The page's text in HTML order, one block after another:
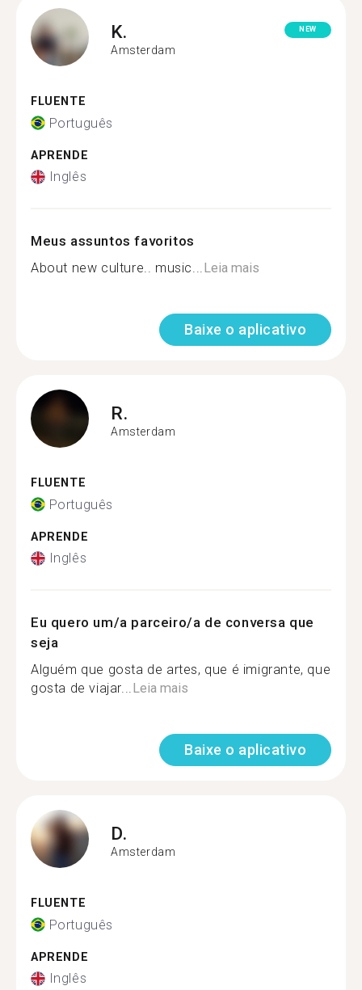
K.
Amsterdam
NEW
FLUENTE
Português
APRENDE
Inglês
Meus assuntos favoritos
About new culture.. music...Leia mais
Baixe o aplicativo
R.
Amsterdam
FLUENTE
Português
APRENDE
Inglês
Eu quero um/a parceiro/a de conversa que
seja
Alguém que gosta de artes, que é imigrante, que
gosta de viajar...Leia mais
Baixe o aplicativo
D.
Amsterdam
FLUENTE
Português
APRENDE
Inglês